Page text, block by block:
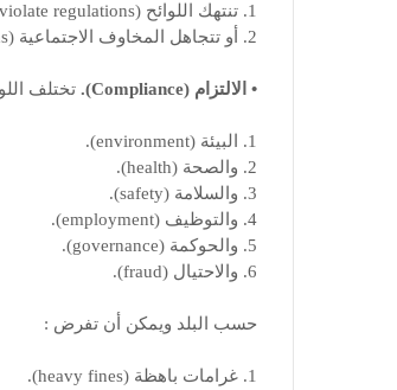
1. تنتهك اللوائح (violate regulations).
2. أو تتجاهل المخاوف الاجتماعية (ignore social concerns).
• الالتزام (Compliance). تختلف
1. البيئة (environment).
2. والصحة (health).
3. والسلامة (safety).
4. والتوظيف (employment).
5. والحوكمة (governance).
6. والاحتيال (fraud).
حسب البلد ويمكن أن تفرض :
1. غرامات باهظة (heavy fines).